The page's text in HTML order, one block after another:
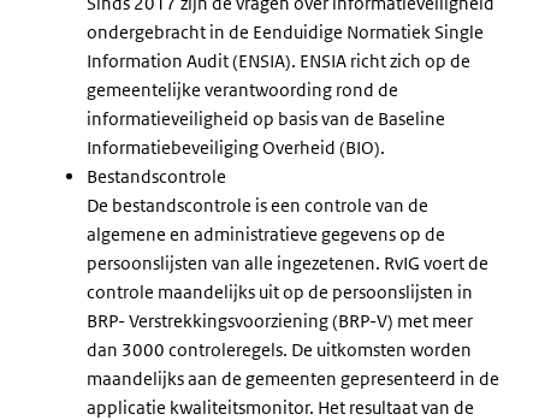
ondergebracht in de Eenduidige Normatiek Single
Information Audit (ENSIA). ENSIA richt zich op de
gemeentelijke verantwoording rond de
informatieveiligheid op basis van de Baseline
Informatiebeveiliging Overheid (BIO).
Bestandscontrole
De bestandscontrole is een controle van de
algemene en administratieve gegevens op de
persoonslijsten van alle ingezetenen. RvIG voert de
controle maandelijks uit op de persoonslijsten in
BRP- Verstrekkingsvoorziening (BRP-V) met meer
dan 3000 controleregels. De uitkomsten worden
maandelijks aan de gemeenten gepresenteerd in de
applicatie kwaliteitsmonitor. Het resultaat van de